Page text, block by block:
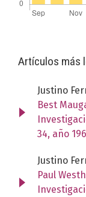
Artículos más
Justino
Best
34, año
Justino
Paul